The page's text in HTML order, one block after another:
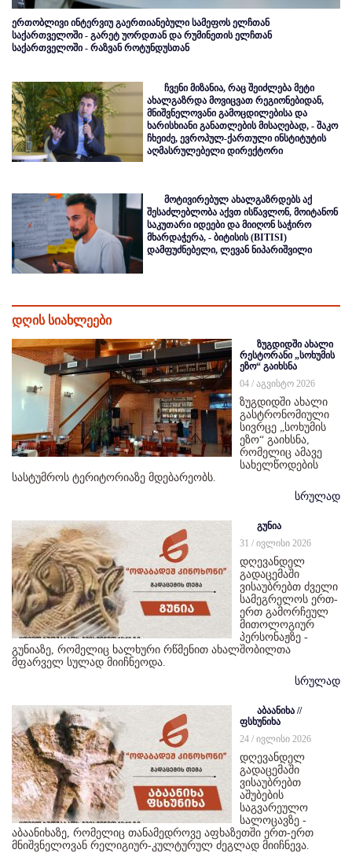
ერთობლივი ინტერვიუ გაერთიანებული სამეფოს ელჩთან
საქართველოში - გარეტ უორდთან და რუმინეთის ელჩთან
საქართველოში - რაზვან როტუნდუსთან
ჩვენი მიზანია, რაც შეიძლება მეტი
ახალგაზრდა მოვიცვათ რეგიონებიდან,
მნიშვნელოვანი გამოცდილებისა და
ხარისხიანი განათლების მისაღებად, - შაკო
ჩხეიძე, ევროპულ-ქართული ინსტიტუტის
აღმასრულებელი დირექტორი
მოტივირებულ ახალგაზრდებს აქ
შესაძლებლობა აქვთ ისწავლონ, მოიტანონ
საკუთარი იდეები და მიიღონ საჭირო
მხარდაჭერა, - ბიტისის (BITISI)
დამფუძნებელი, ლევან ნიპარიშვილი
დღის სიახლეები
ზუგდიდში ახალი
რესტორანი „სოხუმის
ეზო“ გაიხსნა
04 / აგვისტო 2026
ზუგდიდში ახალი
გასტრონომიული
სივრცე „სოხუმის
ეზო“ გაიხსნა,
რომელიც ამავე
სახელწოდების
სასტუმროს ტერიტორიაზე მდებარეობს.
სრულად
გუნია
31 / ივლისი 2026
დღევანდელ
გადაცემაში
ვისაუბრებთ ძველი
სამეგრელოს ერთ-
ერთ გამორჩეულ
მითოლოგიურ
პერსონაჟზე -
გუნიაზე, რომელიც ხალხური რწმენით ახალშობილთა
მფარველ სულად მიიჩნეოდა.
სრულად
აბაანიხა //
ფსხუნიხა
24 / ივლისი 2026
დღევანდელ
გადაცემაში
ვისაუბრებთ
აშუბების
საგვარეულო
სალოცავზე -
აბაანიხაზე, რომელიც თანამედროვე აფხაზეთში ერთ-ერთ
მნიშვნელოვან რელიგიურ-კულტურულ ძეგლად მიიჩნევა.